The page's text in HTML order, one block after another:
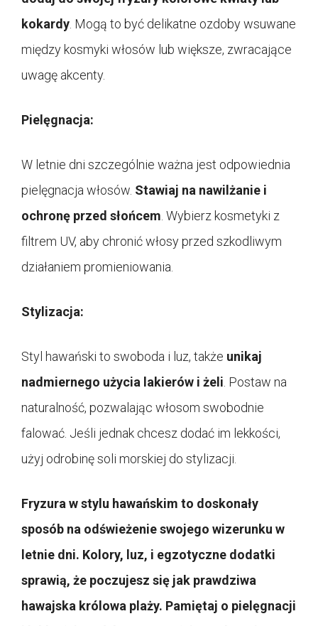
kokardy . Mogą to być delikatne ozdoby wsuwane
między kosmyki włosów lub większe, zwracające
uwagę akcenty.
Pielęgnacja:
W letnie dni szczególnie ważna jest odpowiednia
pielęgnacja włosów. Stawiaj na nawilżanie i
ochronę przed słońcem . Wybierz kosmetyki z
filtrem UV, aby chronić włosy przed szkodliwym
działaniem promieniowania.
Stylizacja:
Styl hawański to swoboda i luz, także unikaj
nadmiernego użycia lakierów i żeli . Postaw na
naturalność, pozwalając włosom swobodnie
falować. Jeśli jednak chcesz dodać im lekkości,
użyj odrobinę soli morskiej do stylizacji.
Fryzura w stylu hawańskim to doskonały
sposób na odświeżenie swojego wizerunku w
letnie dni. Kolory, luz, i egzotyczne dodatki
sprawią, że poczujesz się jak prawdziwa
hawajska królowa plaży. Pamiętaj o pielęgnacji